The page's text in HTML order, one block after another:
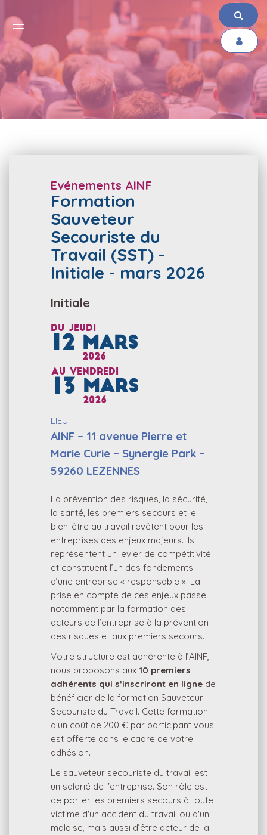
Evénements AINF
Formation
Sauveteur
Secouriste du
Travail (SST) -
Initiale - mars 2026
Initiale
Du jeudi
12 MARS
2026
au vendredi
13 MARS
2026
LIEU
AINF – 11 avenue Pierre et
Marie Curie – Synergie Park –
59260 LEZENNES
La prévention des risques, la sécurité,
la santé, les premiers secours et le
bien-être au travail revêtent pour les
entreprises des enjeux majeurs. Ils
représentent un levier de compétitivité
et constituent l’un des fondements
d’une entreprise « responsable ». La
prise en compte de ces enjeux passe
notamment par la formation des
acteurs de l’entreprise à la prévention
des risques et aux premiers secours.
Votre structure est adhérente à l’AINF,
nous proposons aux 10 premiers
adhérents qui s’inscriront en ligne de
bénéficier de la formation Sauveteur
Secouriste du Travail. Cette formation
d’un coût de 200 € par participant vous
est offerte dans le cadre de votre
adhésion.
Le sauveteur secouriste du travail est
un salarié de l'entreprise. Son rôle est
de porter les premiers secours à toute
victime d'un accident du travail ou d'un
malaise, mais aussi d’être acteur de la